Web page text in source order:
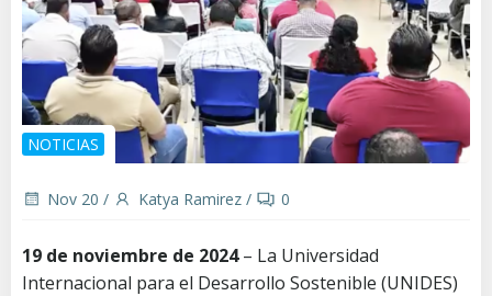
NOTICIAS
Nov 20 / Katya Ramirez / 0
19 de noviembre de 2024– La Universidad
Internacional para el Desarrollo Sostenible (UNIDES)